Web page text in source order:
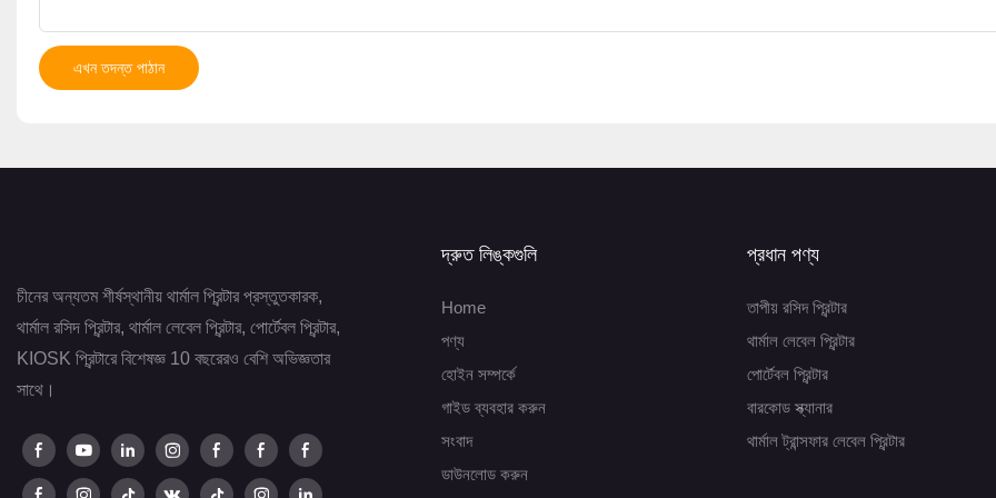
এখন তদন্ত পাঠান
চীনের অন্যতম শীর্ষস্থানীয় থার্মাল প্রিন্টার প্রস্তুতকারক,
থার্মাল রসিদ প্রিন্টার, থার্মাল লেবেল প্রিন্টার, পোর্টেবল প্রিন্টার,
KIOSK প্রিন্টারে বিশেষজ্ঞ 10 বছরেরও বেশি অভিজ্ঞতার
সাথে।
দ্রুত লিঙ্কগুলি
Home
পণ্য
হোইন সম্পর্কে
গাইড ব্যবহার করুন
সংবাদ
ডাউনলোড করুন
প্রধান পণ্য
তাপীয় রসিদ প্রিন্টার
থার্মাল লেবেল প্রিন্টার
পোর্টেবল প্রিন্টার
বারকোড স্ক্যানার
থার্মাল ট্রান্সফার লেবেল প্রিন্টার